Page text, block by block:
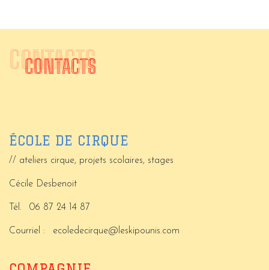
CONTACTS
CONTACTS
ÉCOLE DE CIRQUE
// ateliers cirque, projets scolaires, stages
Cécile Desbenoit
Tél. 06 87 24 14 87
Courriel : ecoledecirque@leskipounis.com